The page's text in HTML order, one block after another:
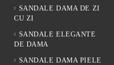
SANDALE DAMA DE ZI
CU ZI
SANDALE ELEGANTE
DE DAMA
SANDALE DAMA PIELE